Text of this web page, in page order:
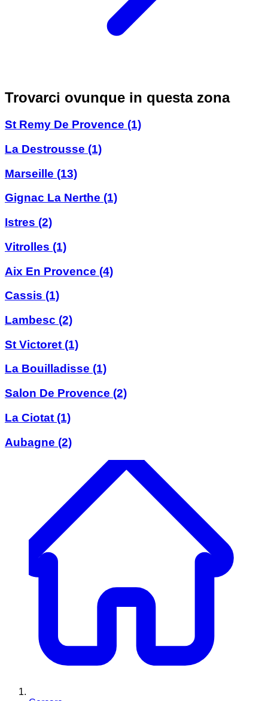
Trovarci ovunque in questa zona
St Remy De Provence (1)
La Destrousse (1)
Marseille (13)
Gignac La Nerthe (1)
Istres (2)
Vitrolles (1)
Aix En Provence (4)
Cassis (1)
Lambesc (2)
St Victoret (1)
La Bouilladisse (1)
Salon De Provence (2)
La Ciotat (1)
Aubagne (2)